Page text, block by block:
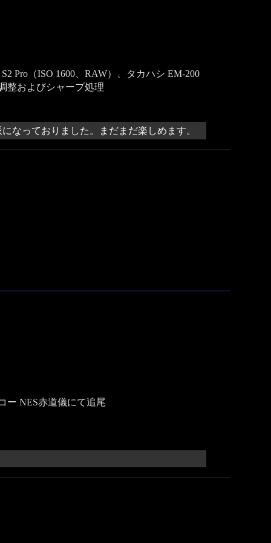
Pro（ISO 1600、RAW）、タカハシ EM-200
整およびシャープ処理
なっておりました。まだまだ楽しめます。
ー NES赤道儀にて追尾